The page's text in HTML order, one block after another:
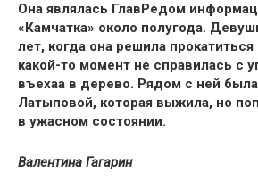
Она являлась ГлавРедом
«Камчатка» около полугода.
лет, когда она решила
какой-то момент не справилась с
въехаа в дерево. Рядом с ней
Латыповой, которая выжила, но
в ужасном состоянии.
Валентина Гагарин